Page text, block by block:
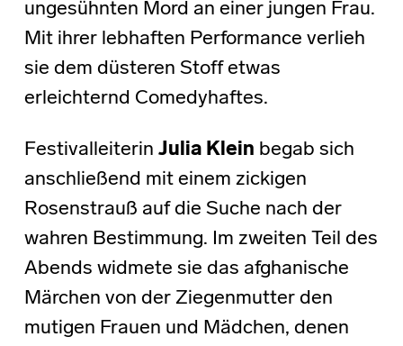
ungesühnten Mord an einer jungen Frau.
Mit ihrer lebhaften Performance verlieh
sie dem düsteren Stoff etwas
erleichternd Comedyhaftes.
Festivalleiterin Julia Klein begab sich
anschließend mit einem zickigen
Rosenstrauß auf die Suche nach der
wahren Bestimmung. Im zweiten Teil des
Abends widmete sie das afghanische
Märchen von der Ziegenmutter den
mutigen Frauen und Mädchen, denen